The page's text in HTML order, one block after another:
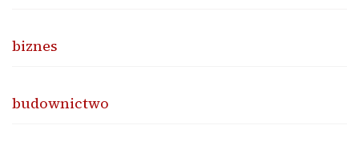
biznes
budownictwo